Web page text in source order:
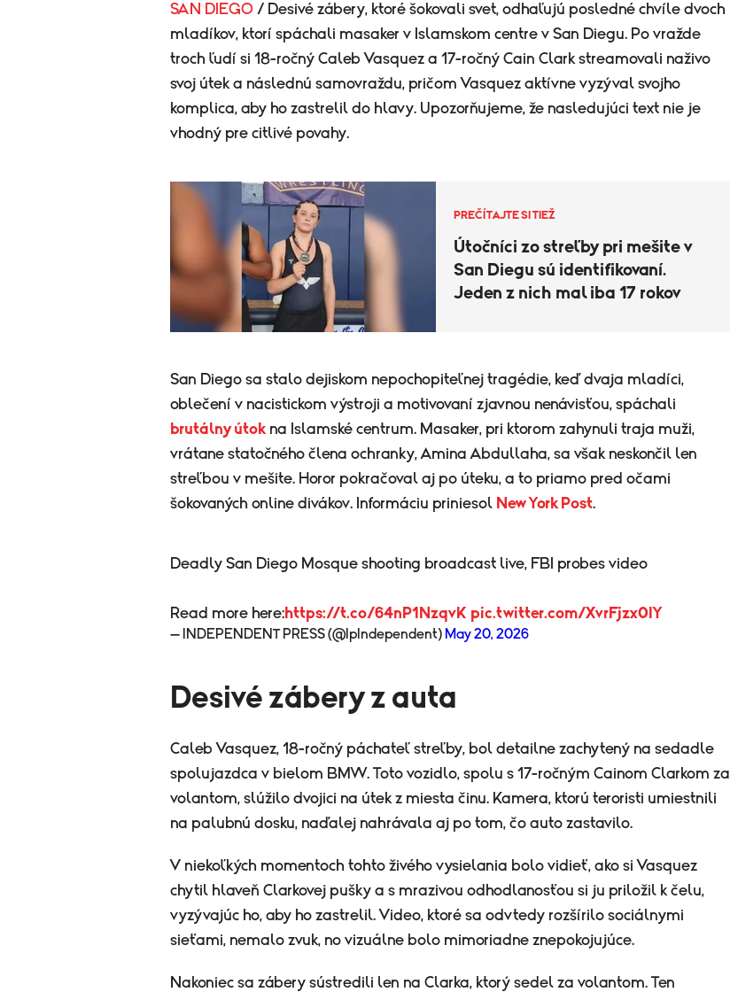
SAN DIEGO / Desivé zábery, ktoré šokovali svet, odhaľujú posledné chvíle dvoch
mladíkov, ktorí spáchali masaker v Islamskom centre v San Diegu. Po vražde
troch ľudí si 18-ročný Caleb Vasquez a 17-ročný Cain Clark streamovali naživo
svoj útek a následnú samovraždu, pričom Vasquez aktívne vyzýval svojho
komplica, aby ho zastrelil do hlavy. Upozorňujeme, že nasledujúci text nie je
vhodný pre citlivé povahy.
PREČÍTAJTE SI TIEŽ
Útočníci zo streľby pri mešite v
San Diegu sú identifikovaní.
Jeden z nich mal iba 17 rokov
San Diego sa stalo dejiskom nepochopiteľnej tragédie, keď dvaja mladíci,
oblečení v nacistickom výstroji a motivovaní zjavnou nenávisťou, spáchali
brutálny útokna Islamské centrum. Masaker, pri ktorom zahynuli traja muži,
vrátane statočného člena ochranky, Amina Abdullaha, sa však neskončil len
streľbou v mešite. Horor pokračoval aj po úteku, a to priamo pred očami
šokovaných online divákov. Informáciu priniesol New York Post.
Deadly San Diego Mosque shooting broadcast live, FBI probes video
Read more here:https://t.co/64nP1NzqvK pic.twitter.com/XvrFjzx0IY
— INDEPENDENT PRESS (@IpIndependent) May 20, 2026
Desivé zábery z auta
Caleb Vasquez, 18-ročný páchateľ streľby, bol detailne zachytený na sedadle
spolujazdca v bielom BMW. Toto vozidlo, spolu s 17-ročným Cainom Clarkom za
volantom, slúžilo dvojici na útek z miesta činu. Kamera, ktorú teroristi umiestnili
na palubnú dosku, naďalej nahrávala aj po tom, čo auto zastavilo.
V niekoľkých momentoch tohto živého vysielania bolo vidieť, ako si Vasquez
chytil hlaveň Clarkovej pušky a s mrazivou odhodlanosťou si ju priložil k čelu,
vyzývajúc ho, aby ho zastrelil. Video, ktoré sa odvtedy rozšírilo sociálnymi
sieťami, nemalo zvuk, no vizuálne bolo mimoriadne znepokojujúce.
Nakoniec sa zábery sústredili len na Clarka, ktorý sedel za volantom. Ten